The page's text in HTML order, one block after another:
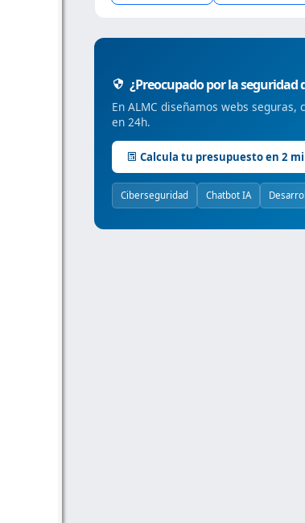
¿Preocupado por la seguridad
En ALMC diseñamos webs
en 24h.
Calcula tu presupuesto en 2
Ciberseguridad Chatbot IA